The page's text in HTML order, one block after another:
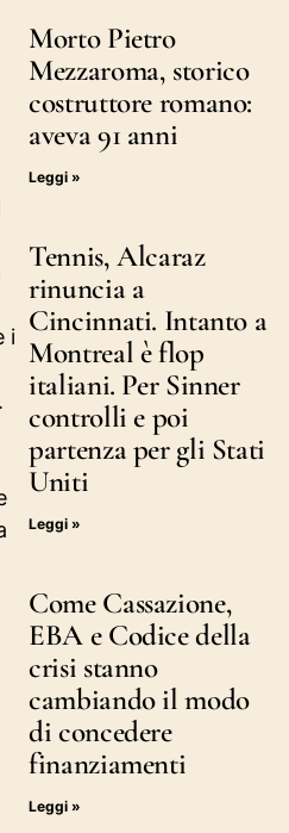
i
Morto Pietro
Mezzaroma, storico
costruttore romano:
aveva 91 anni
Leggi »
Tennis, Alcaraz
rinuncia a
Cincinnati. Intanto a
Montreal è flop
italiani. Per Sinner
controlli e poi
partenza per gli Stati
Uniti
Leggi »
Come Cassazione,
EBA e Codice della
crisi stanno
cambiando il modo
di concedere
finanziamenti
Leggi »